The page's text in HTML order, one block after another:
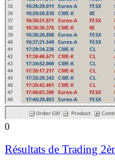
0
Résultats de Trading